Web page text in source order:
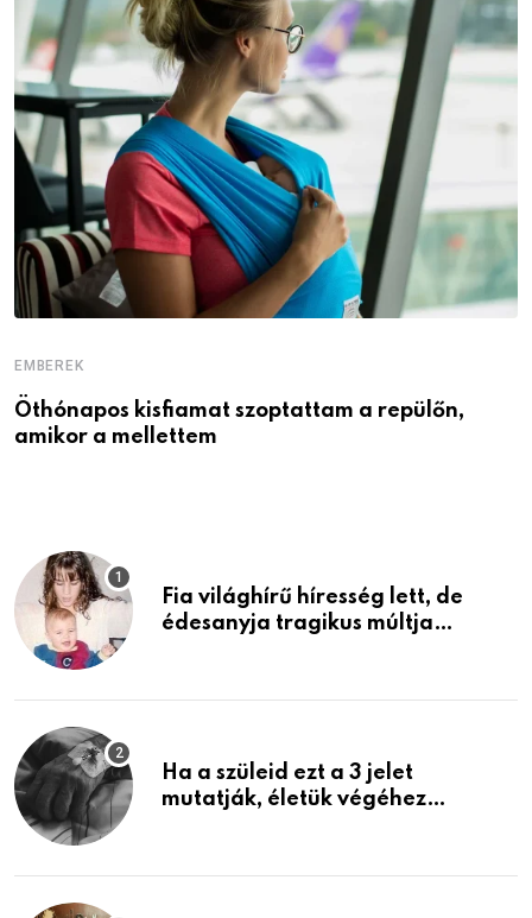
EMBEREK
Öthónapos kisfiamat szoptattam a repülőn,
amikor a mellettem
Fia világhírű híresség lett, de
édesanyja tragikus múltja
Ha a szüleid ezt a 3 jelet
mutatják, életük végéhez